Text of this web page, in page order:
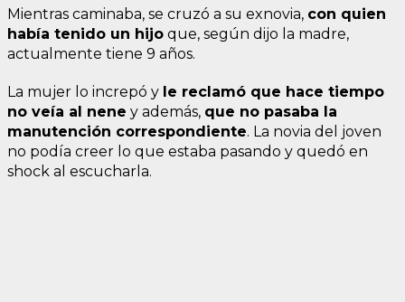
Mientras caminaba, se cruzó a su exnovia, con quien
había tenido un hijo que, según dijo la madre,
actualmente tiene 9 años.
La mujer lo increpó y le reclamó que hace tiempo
no veía al nene y además, que no pasaba la
manutención correspondiente. La novia del joven
no podía creer lo que estaba pasando y quedó en
shock al escucharla.